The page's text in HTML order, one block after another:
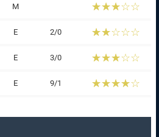
Μ ☆☆☆☆☆
★★★★★
Ε 2/0 ☆☆☆☆☆
★★★★★
Ε 3/0 ☆☆☆☆☆
★★★★★
Ε 9/1 ☆☆☆☆☆
★★★★★